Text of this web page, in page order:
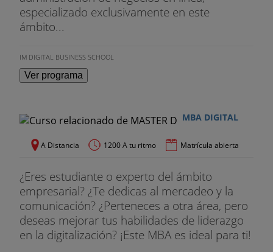
- El método AIDA
- La Ley de Pareto
- Growth Hacking
- El Golden Circle
Responsabilidad social empresarial
- Qué es la ética y qué tiene que ver con los
negocios
- Ética individualista, relativismo ético y liderazgo
especializado exclusivamente en este
ámbito...
IM DIGITAL BUSINESS SCHOOL
Ver programa
MBA DIGITAL
A Distancia 1200 A tu ritmo Matrícula abierta
¿Eres estudiante o experto del ámbito
empresarial? ¿Te dedicas al mercadeo y la
comunicación? ¿Perteneces a otra área, pero
deseas mejorar tus habilidades de liderazgo
en la digitalización? ¡Este MBA es ideal para ti!